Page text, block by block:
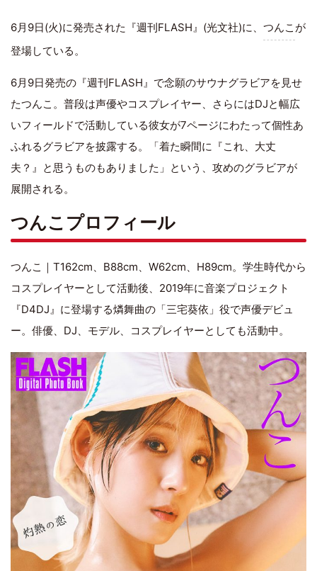
6月9日(火)に発売された『週刊FLASH』(光文社)に、 つんこ が
登場している。
6月9日発売の『週刊FLASH』で念願のサウナグラビアを見せ
たつんこ。普段は声優やコスプレイヤー、さらにはDJと幅広
いフィールドで活動している彼女が7ページにわたって個性あ
ふれるグラビアを披露する。「着た瞬間に『これ、大丈
夫？』と思うものもありました」という、攻めのグラビアが
展開される。
つんこプロフィール
つんこ｜T162cm、B88cm、W62cm、H89cm。学生時代から
コスプレイヤーとして活動後、2019年に音楽プロジェクト
『D4DJ』に登場する燐舞曲の「三宅葵依」役で声優デビュ
ー。俳優、DJ、モデル、コスプレイヤーとしても活動中。